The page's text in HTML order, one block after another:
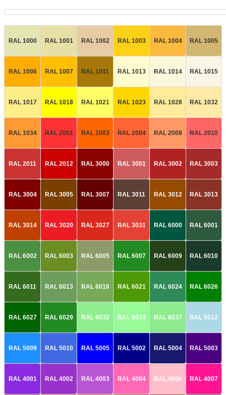
RAL 1000 RAL 1001 RAL 1002 RAL 1003 RAL 1004 RAL 1005
RAL 1006 RAL 1007 RAL 1011 RAL 1013 RAL 1014 RAL 1015
RAL 1017 RAL 1018 RAL 1021 RAL 1023 RAL 1028 RAL 1032
RAL 1034 RAL 2001 RAL 2003 RAL 2004 RAL 2008 RAL 2010
RAL 2011 RAL 2012 RAL 3000 RAL 3001 RAL 3002 RAL 3003
RAL 3004 RAL 3005 RAL 3007 RAL 3011 RAL 3012 RAL 3013
RAL 3014 RAL 3020 RAL 3027 RAL 3031 RAL 6000 RAL 6001
RAL 6002 RAL 6003 RAL 6005 RAL 6007 RAL 6009 RAL 6010
RAL 6011 RAL 6013 RAL 6016 RAL 6021 RAL 6024 RAL 6026
RAL 6027 RAL 6029 RAL 6032 RAL 6033 RAL 6037 RAL 5012
RAL 5009 RAL 5010 RAL 5005 RAL 5002 RAL 5004 RAL 5003
RAL 4001 RAL 4002 RAL 4003 RAL 4004 RAL 4006 RAL 4007